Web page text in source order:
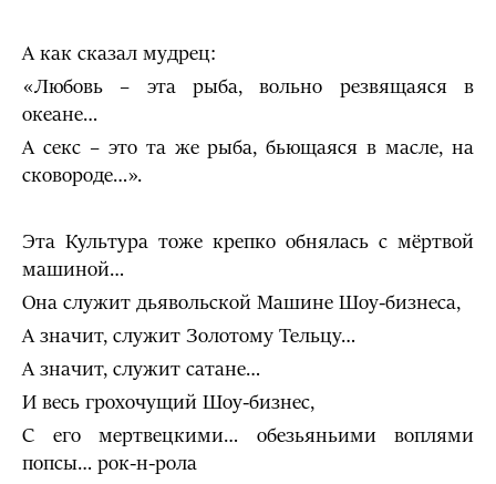
А как сказал мудрец:
«Любовь – эта рыба, вольно резвящаяся в
океане…
А секс – это та же рыба, бьющаяся в масле, на
сковороде…».
Эта Культура тоже крепко обнялась с мёртвой
машиной…
Она служит дьявольской Машине Шоу-бизнеса,
А значит, служит Золотому Тельцу…
А значит, служит сатане…
И весь грохочущий Шоу-бизнес,
С его мертвецкими… обезьяньими воплями
попсы… рок-н-рола